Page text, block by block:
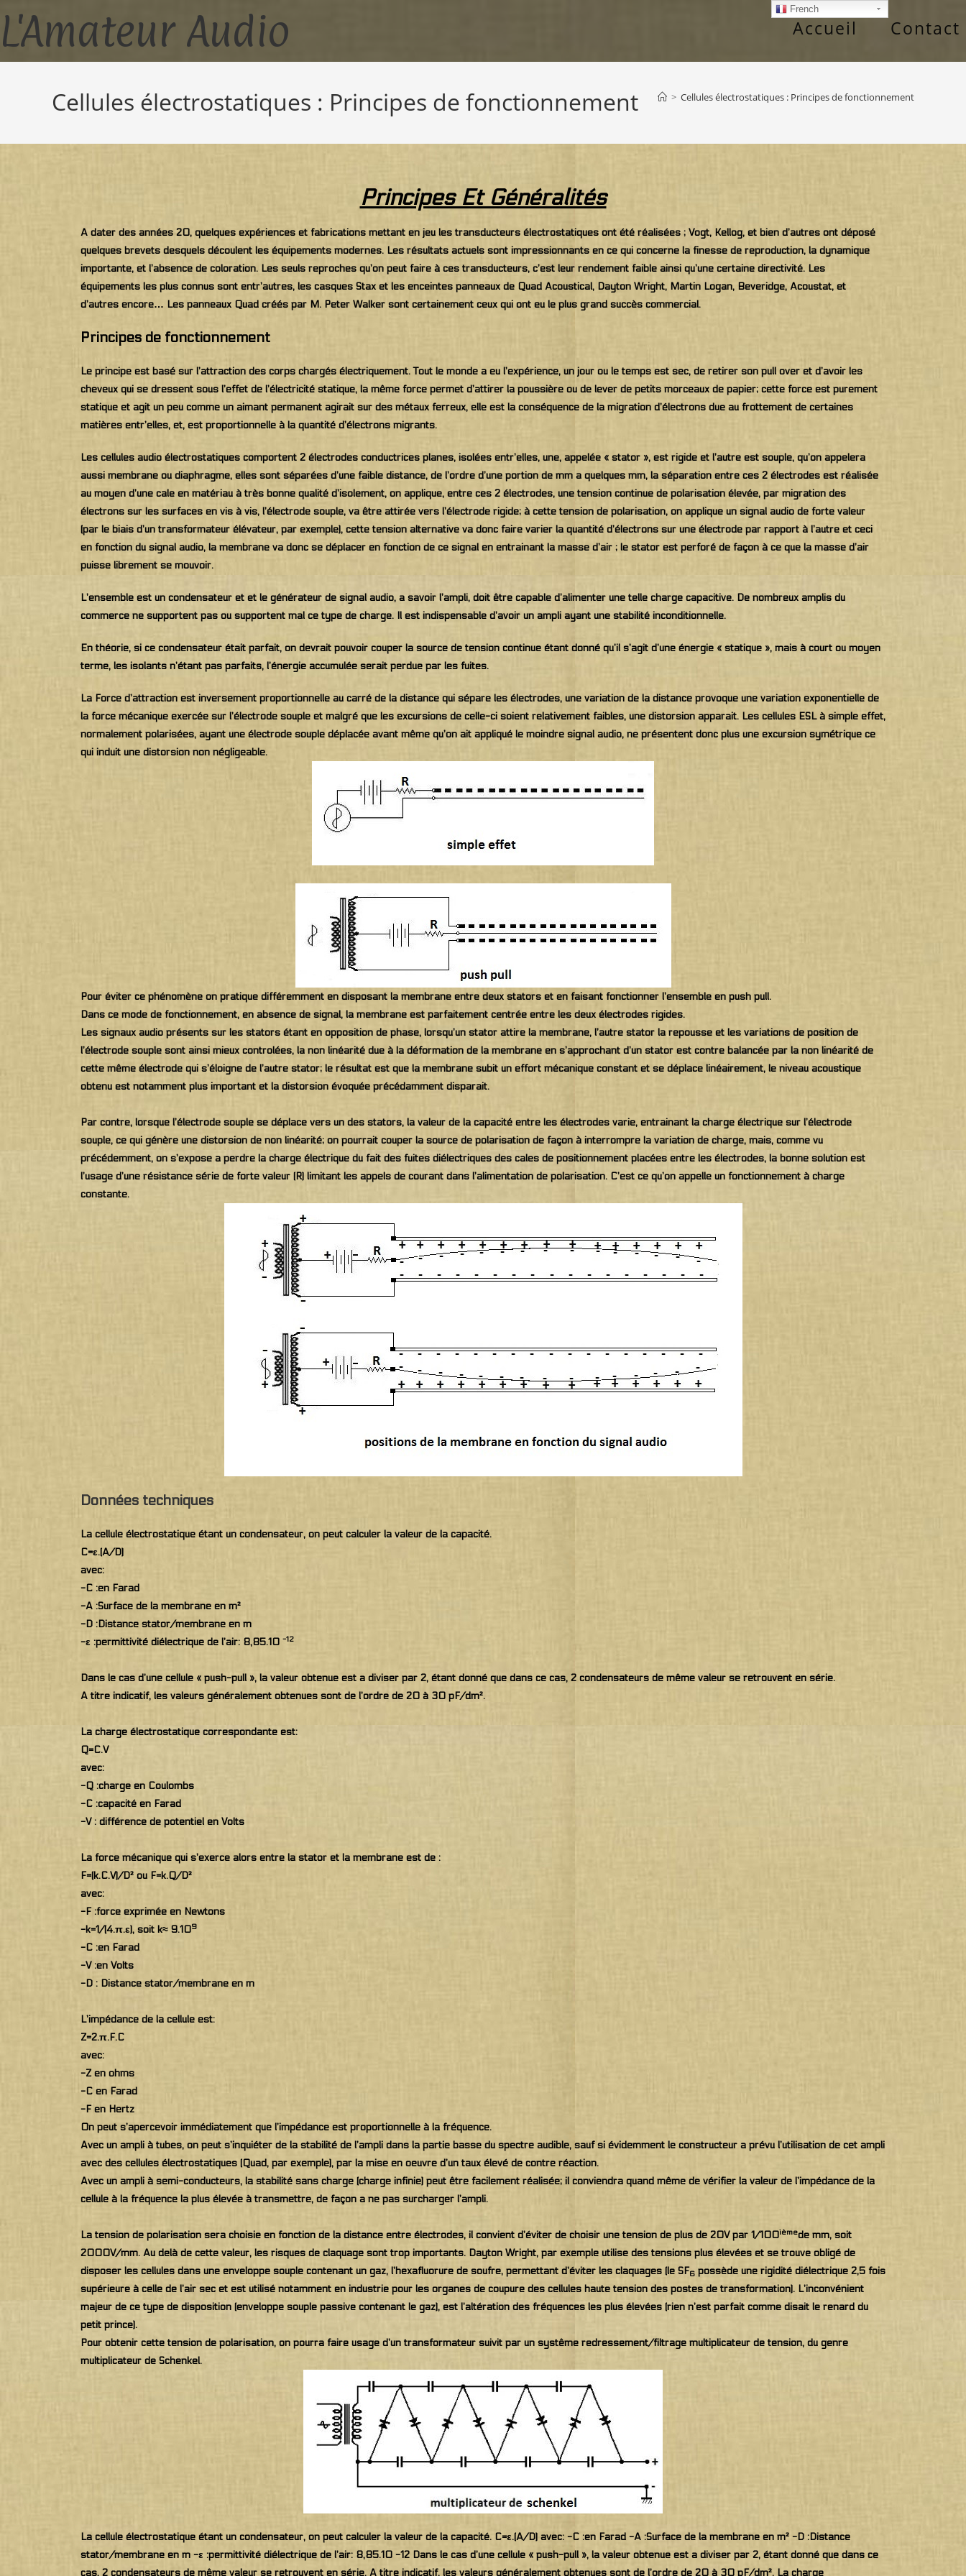
L'Amateur Audio Accueil Contact
Cellules électrostatiques : Principes de fonctionnement > Cellules électrostatiques : Principes de fonctionnement
Principes Et Généralités
A dater des années 20, quelques expériences et fabrications mettant en jeu les transducteurs électrostatiques ont été réalisées ; Vogt, Kellog, et bien d’autres ont déposé
quelques brevets desquels découlent les équipements modernes. Les résultats actuels sont impressionnants en ce qui concerne la finesse de reproduction, la dynamique
importante, et l’absence de coloration. Les seuls reproches qu’on peut faire à ces transducteurs, c’est leur rendement faible ainsi qu’une certaine directivité. Les
équipements les plus connus sont entr’autres, les casques Stax et les enceintes panneaux de Quad Acoustical, Dayton Wright, Martin Logan, Beveridge, Acoustat, et
d’autres encore… Les panneaux Quad créés par M. Peter Walker sont certainement ceux qui ont eu le plus grand succès commercial.
Principes de fonctionnement
Le principe est basé sur l’attraction des corps chargés électriquement. Tout le monde a eu l’expérience, un jour ou le temps est sec, de retirer son pull over et d’avoir les
cheveux qui se dressent sous l’effet de l’électricité statique, la même force permet d’attirer la poussière ou de lever de petits morceaux de papier; cette force est purement
statique et agit un peu comme un aimant permanent agirait sur des métaux ferreux, elle est la conséquence de la migration d’électrons due au frottement de certaines
matières entr’elles, et, est proportionnelle à la quantité d’électrons migrants.
Les cellules audio électrostatiques comportent 2 électrodes conductrices planes, isolées entr’elles, une, appelée « stator », est rigide et l’autre est souple, qu’on appelera
aussi membrane ou diaphragme, elles sont séparées d’une faible distance, de l’ordre d’une portion de mm a quelques mm, la séparation entre ces 2 électrodes est réalisée
au moyen d’une cale en matériau à très bonne qualité d’isolement, on applique, entre ces 2 électrodes, une tension continue de polarisation élevée, par migration des
électrons sur les surfaces en vis à vis, l’électrode souple, va être attirée vers l’électrode rigide; à cette tension de polarisation, on applique un signal audio de forte valeur
(par le biais d’un transformateur élévateur, par exemple), cette tension alternative va donc faire varier la quantité d’électrons sur une électrode par rapport à l’autre et ceci
en fonction du signal audio, la membrane va donc se déplacer en fonction de ce signal en entrainant la masse d’air ; le stator est perforé de façon à ce que la masse d’air
puisse librement se mouvoir.
L’ensemble est un condensateur et et le générateur de signal audio, a savoir l’ampli, doit être capable d’alimenter une telle charge capacitive. De nombreux amplis du
commerce ne supportent pas ou supportent mal ce type de charge. Il est indispensable d’avoir un ampli ayant une stabilité inconditionnelle.
En théorie, si ce condensateur était parfait, on devrait pouvoir couper la source de tension continue étant donné qu’il s’agit d’une énergie « statique », mais à court ou moyen
terme, les isolants n’étant pas parfaits, l’énergie accumulée serait perdue par les fuites.
La Force d’attraction est inversement proportionnelle au carré de la distance qui sépare les électrodes, une variation de la distance provoque une variation exponentielle de
la force mécanique exercée sur l’électrode souple et malgré que les excursions de celle-ci soient relativement faibles, une distorsion apparait. Les cellules ESL à simple effet,
normalement polarisées, ayant une électrode souple déplacée avant même qu’on ait appliqué le moindre signal audio, ne présentent donc plus une excursion symétrique ce
qui induit une distorsion non négligeable.
Pour éviter ce phénomène on pratique différemment en disposant la membrane entre deux stators et en faisant fonctionner l’ensemble en push pull.
Dans ce mode de fonctionnement, en absence de signal, la membrane est parfaitement centrée entre les deux électrodes rigides.
Les signaux audio présents sur les stators étant en opposition de phase, lorsqu’un stator attire la membrane, l’autre stator la repousse et les variations de position de
l’électrode souple sont ainsi mieux controlées, la non linéarité due à la déformation de la membrane en s’approchant d’un stator est contre balancée par la non linéarité de
cette même électrode qui s’éloigne de l’autre stator; le résultat est que la membrane subit un effort mécanique constant et se déplace linéairement, le niveau acoustique
obtenu est notamment plus important et la distorsion évoquée précédamment disparait.
Par contre, lorsque l’électrode souple se déplace vers un des stators, la valeur de la capacité entre les électrodes varie, entrainant la charge électrique sur l’électrode
souple, ce qui génère une distorsion de non linéarité; on pourrait couper la source de polarisation de façon à interrompre la variation de charge, mais, comme vu
précédemment, on s’expose a perdre la charge électrique du fait des fuites diélectriques des cales de positionnement placées entre les électrodes, la bonne solution est
l’usage d’une résistance série de forte valeur (R) limitant les appels de courant dans l’alimentation de polarisation. C’est ce qu’on appelle un fonctionnement à charge
constante.
Données techniques
La cellule électrostatique étant un condensateur, on peut calculer la valeur de la capacité.
C=ε.(A/D)
avec:
-C :en Farad
-A :Surface de la membrane en m²
-D :Distance stator/membrane en m
-ε :permittivité diélectrique de l’air: 8,85.10 -12
Dans le cas d’une cellule « push-pull », la valeur obtenue est a diviser par 2, étant donné que dans ce cas, 2 condensateurs de même valeur se retrouvent en série.
A titre indicatif, les valeurs généralement obtenues sont de l’ordre de 20 à 30 pF/dm².
La charge électrostatique correspondante est:
Q=C.V
avec:
-Q :charge en Coulombs
-C :capacité en Farad
-V : différence de potentiel en Volts
La force mécanique qui s’exerce alors entre la stator et la membrane est de :
F=(k.C.V)/D² ou F=k.Q/D²
avec:
-F :force exprimée en Newtons
-k=1/(4.π.ε), soit k≈ 9.109
-C :en Farad
-V :en Volts
-D : Distance stator/membrane en m
L’impédance de la cellule est:
Z=2.π.F.C
avec:
-Z en ohms
-C en Farad
-F en Hertz
On peut s’apercevoir immédiatement que l’impédance est proportionnelle à la fréquence.
Avec un ampli à tubes, on peut s’inquiéter de la stabilité de l’ampli dans la partie basse du spectre audible, sauf si évidemment le constructeur a prévu l’utilisation de cet ampli
avec des cellules électrostatiques (Quad, par exemple), par la mise en oeuvre d’un taux élevé de contre réaction.
Avec un ampli à semi-conducteurs, la stabilité sans charge (charge infinie) peut être facilement réalisée; il conviendra quand même de vérifier la valeur de l’impédance de la
cellule à la fréquence la plus élevée à transmettre, de façon a ne pas surcharger l’ampli.
La tension de polarisation sera choisie en fonction de la distance entre électrodes, il convient d’éviter de choisir une tension de plus de 20V par 1/100ièmede mm, soit
2000V/mm. Au delà de cette valeur, les risques de claquage sont trop importants. Dayton Wright, par exemple utilise des tensions plus élevées et se trouve obligé de
disposer les cellules dans une enveloppe souple contenant un gaz, l’hexafluorure de soufre, permettant d’éviter les claquages (le SF6 possède une rigidité diélectrique 2,5 fois
supérieure à celle de l’air sec et est utilisé notamment en industrie pour les organes de coupure des cellules haute tension des postes de transformation). L’inconvénient
majeur de ce type de disposition (enveloppe souple passive contenant le gaz), est l’altération des fréquences les plus élevées (rien n’est parfait comme disait le renard du
petit prince).
Pour obtenir cette tension de polarisation, on pourra faire usage d’un transformateur suivit par un systême redressement/filtrage multiplicateur de tension, du genre
multiplicateur de Schenkel.
La cellule électrostatique étant un condensateur, on peut calculer la valeur de la capacité. C=ε.(A/D) avec: -C :en Farad -A :Surface de la membrane en m² -D :Distance
stator/membrane en m -ε :permittivité diélectrique de l’air: 8,85.10 -12 Dans le cas d’une cellule « push-pull », la valeur obtenue est a diviser par 2, étant donné que dans ce
cas, 2 condensateurs de même valeur se retrouvent en série. A titre indicatif, les valeurs généralement obtenues sont de l’ordre de 20 à 30 pF/dm². La charge
French